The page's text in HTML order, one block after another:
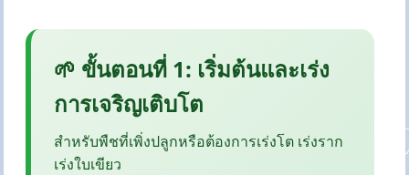
🌱 ขั้นตอนที่ 1: เริ่มต้นและเร่ง
การเจริญเติบโต
สำหรับพืชที่เพิ่งปลูกหรือต้องการเร่งโต เร่งราก
เร่งใบเขียว